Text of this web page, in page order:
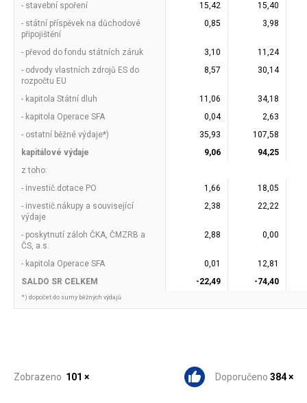
- stavební spoření 15,42
15,40
- státní příspěvek na důchodové
připojištění
0,85 3,98
- převod do fondu státních záruk 3,10
11,24
- odvody vlastních zdrojů ES do
rozpočtu EU
8,57 30,14
- kapitola Státní dluh 11,06
34,18
- kapitola Operace SFA
0,04
2,63
- ostatní běžné výdaje*)
35,93
107,58
kapitálové výdaje
9,06
94,25
z toho:
- investič.dotace PO
1,66
18,05
- investič.nákupy a související
výdaje
2,38 22,22
- poskytnutí záloh ČKA, ČMZRB a
ČS, a.s.
2,88 0,00
- kapitola Operace SFA 0,01
12,81
SALDO SR CELKEM
-22,49 -74,40
*) dopočet do sumy běžných výdajů
Zobrazeno 101 × Doporučeno 384 ×